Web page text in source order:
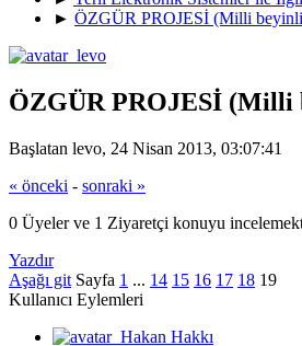
► ÖZGÜR PROJESİ (Milli
ÖZGÜR PROJESİ (Milli
Başlatan levo, 24 Nisan 2013, 03:07:41
« önceki - sonraki »
0 Üyeler ve 1 Ziyaretçi konuyu
Yazdır
Aşağı git Sayfa 1 ... 14 15 16 17 18 19
Kullanıcı Eylemleri